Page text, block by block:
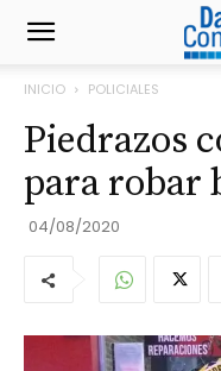
INICIO POLICIALES
Piedrazos
para robar
04/08/2020